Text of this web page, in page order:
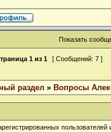
Показать
1 из 1 [ Сообщений: 7 ]
раздел » Вопросы
пользователей